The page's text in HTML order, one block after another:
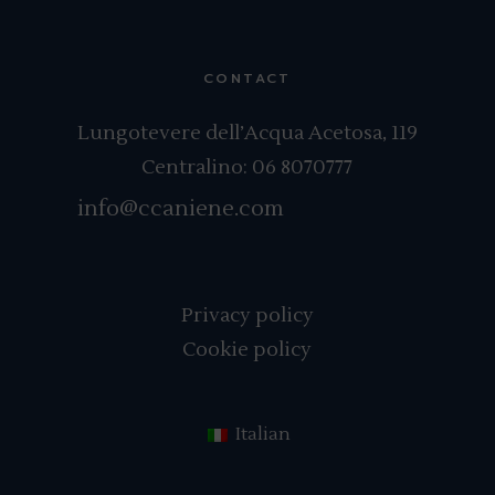
CONTACT
Lungotevere dell’Acqua Acetosa, 119
Centralino: 06 8070777
info@ccaniene.com
Privacy policy
Cookie policy
Italian